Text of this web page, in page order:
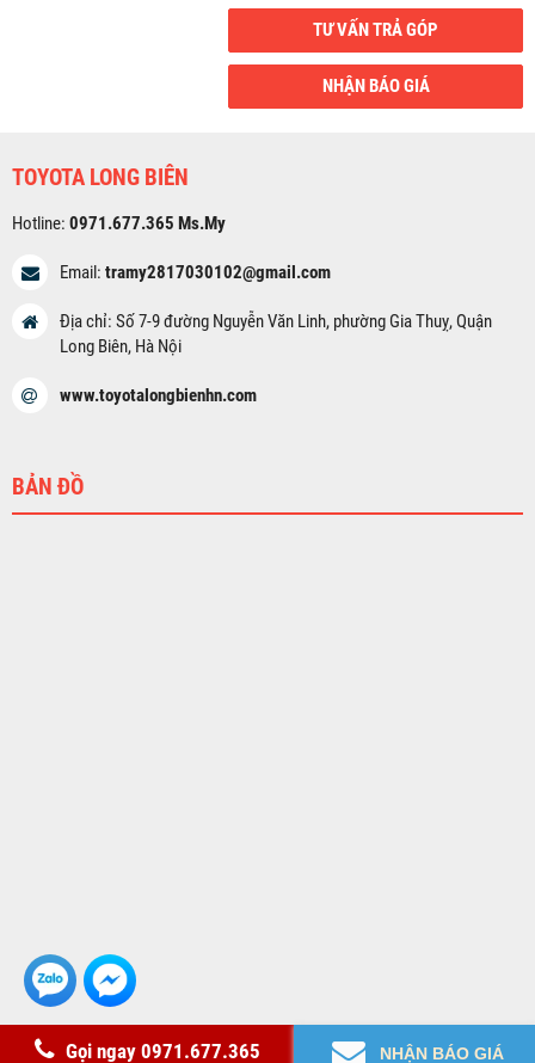
TƯ VẤN TRẢ GÓP
NHẬN BÁO GIÁ
TOYOTA LONG BIÊN
Hotline: 0971.677.365 Ms.My
Email: tramy2817030102@gmail.com
Địa chỉ: Số 7-9 đường Nguyễn Văn Linh, phường Gia Thuỵ, Quận
Long Biên, Hà Nội
www.toyotalongbienhn.com
BẢN ĐỒ
Copyright© 2021 GianHangVN
Gọi ngay 0971.677.365 NHẬN BÁO GIÁ
ĐĂNG KÝ! NHẬN BÁO GIÁ XE
Họ tên*
Số điện thoại*
Dòng xe